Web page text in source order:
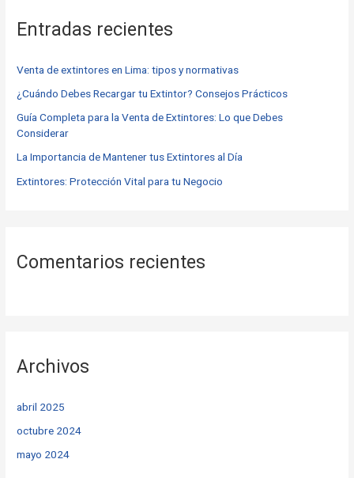
a
p
o
r
:
Entradas recientes
Venta de extintores en Lima: tipos y normativas
¿Cuándo Debes Recargar tu Extintor? Consejos Prácticos
Guía Completa para la Venta de Extintores: Lo que Debes
Considerar
La Importancia de Mantener tus Extintores al Día
Extintores: Protección Vital para tu Negocio
Comentarios recientes
Archivos
abril 2025
octubre 2024
mayo 2024